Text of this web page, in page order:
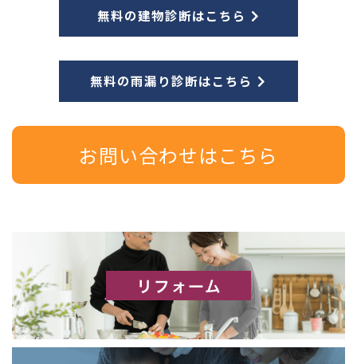
無料の建物診断はこちら
無料の雨漏り診断はこちら
お問い合わせはこちら